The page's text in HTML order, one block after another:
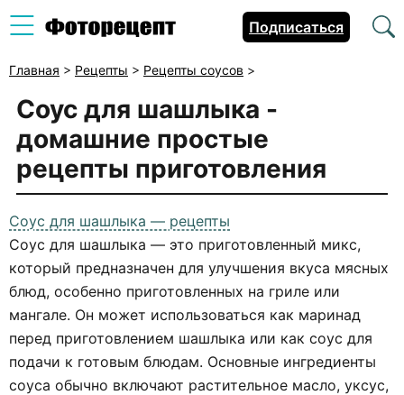
Подписаться
Главная > Рецепты > Рецепты соусов >
Соус для шашлыка -
домашние простые
рецепты приготовления
Соус для шашлыка — рецепты
Соус для шашлыка — это приготовленный микс,
который предназначен для улучшения вкуса мясных
блюд, особенно приготовленных на гриле или
мангале. Он может использоваться как маринад
перед приготовлением шашлыка или как соус для
подачи к готовым блюдам. Основные ингредиенты
соуса обычно включают растительное масло, уксус,